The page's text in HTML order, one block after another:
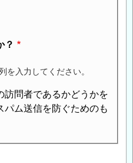
？
を入力してください。
訪問者であるかどうかを
パム送信を防ぐためのも